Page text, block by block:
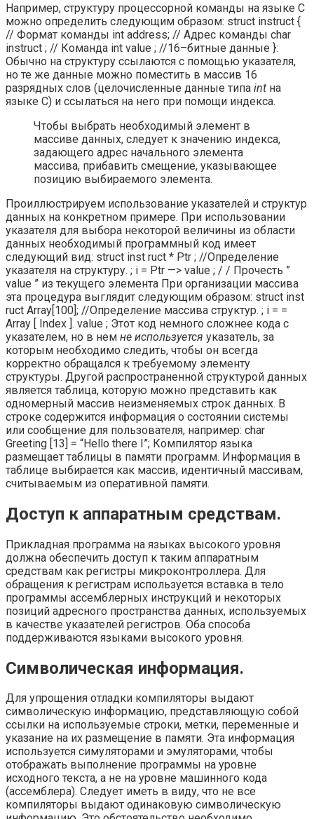
Например, структуру процессорной команды на языке С
можно определить следующим образом: struct instruct {
// Формат команды int address; // Адрес команды char
instruct ; // Команда int value ; //16–битные данные }:
Обычно на структуру ссылаются с помощью указателя,
но те же данные можно поместить в массив 16
разрядных слов (целочисленные данные типа int на
языке С) и ссылаться на него при помощи индекса.
Чтобы выбрать необходимый элемент в
массиве данных, следует к значению индекса,
задающего адрес на­чального элемента
массива, прибавить смещение, указывающее
позицию выби­раемого элемента.
Проиллюстрируем использование указателей и структур
данных на конкрет­ном примере. При использовании
указателя для выбора некоторой величины из области
данных необходимый программный код имеет
следующий вид: struct inst ruct * Ptr ; //Определение
указателя на структуру. ; i = Ptr —> value ; / / Прочесть ”
value ” из текущего элемента При организации массива
эта процедура выглядит следующим образом: struct inst
ruct Array[100]; //Определение массива структур. ; i = =
Array [ Index ]. value ; Этот код немного сложнее кода с
указателем, но в нем не используется указа­тель, за
которым необходимо следить, чтобы он всегда
корректно обращался к требуемому элементу
структуры. Другой распространенной структурой данных
является таблица, которую мож­но представить как
одномерный массив неизменяемых строк данных. В
строке содержится информация о состоянии системы
или сообщение для пользователя, например: char
Greeting [13] = “Hello there I”; Компилятор языка
размещает таблицы в памяти программ. Информация в
таблице выбирается как массив, идентичный массивам,
считываемым из опера­тивной памяти.
Доступ к аппаратным средствам.
Прикладная программа на языках высоко­го уровня
должна обеспечить доступ к таким аппаратным
средствам как регистры микроконтроллера. Для
обращения к регистрам используется вставка в тело
про­граммы ассемблерных инструкций и некоторых
позиций адресного пространства данных, используемых
в качестве указателей регистров. Оба способа
поддерживаются языками высокого уровня.
Символическая информация.
Для упрощения отладки компиляторы выдают
символическую информацию, представляющую собой
ссылки на используемые строки, метки, переменные и
указание на их размещение в памяти. Эта информа­ция
используется симуляторами и эмуляторами, чтобы
отображать выполнение программы на уровне
исходного текста, а не на уровне машинного кода
(ассемб­лера). Следует иметь в виду, что не все
компиляторы выдают одинаковую символическую